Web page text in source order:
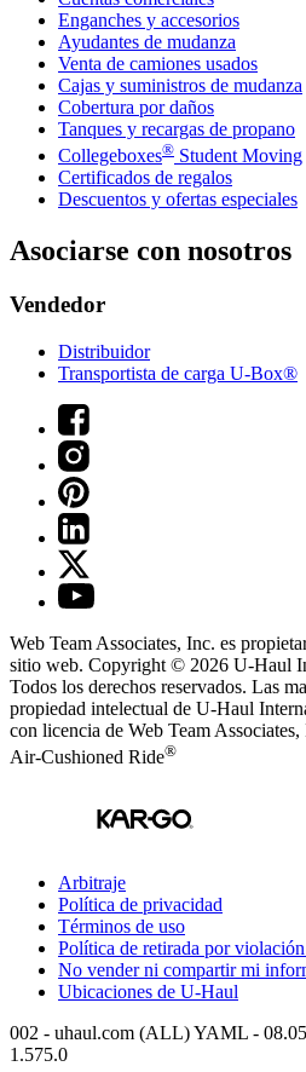
Enganches y accesorios
Ayudantes de mudanza
Venta de camiones usados
Cajas y suministros de mudanza
Cobertura por daños
Tanques y recargas de propano
Collegeboxes® Student Moving
Certificados de regalos
Descuentos y ofertas especiales
Asociarse con nosotros
Vendedor
Distribuidor
Transportista de carga U-Box®
Web Team Associates, Inc. es
sitio web. Copyright © 2026 U-Haul
Todos los derechos reservados. Las
propiedad intelectual de U-Haul
con licencia de Web Team Associates,
Air-Cushioned Ride®
Arbitraje
Política de privacidad
Términos de uso
Política de retirada por
No vender ni compartir mi
Ubicaciones de U-Haul
002 - uhaul.com (ALL) YAML -
1.575.0